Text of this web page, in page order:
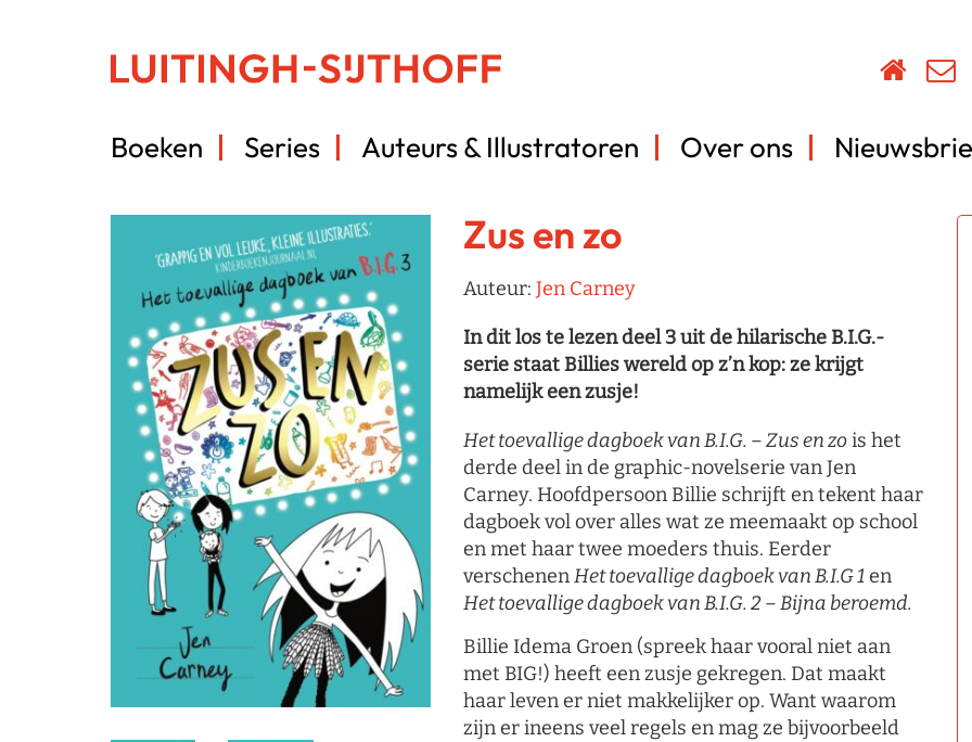
Boeken Series Auteurs & Illustratoren Over ons
Zus en zo
Auteur: Jen Carney
In dit los te lezen deel 3 uit de hilarische B.I.G.-
serie staat Billies wereld op z’n kop: ze krijgt
namelijk een zusje!
Het toevallige dagboek van B.I.G. – Zus en zois het
derde deel in de graphic-novelserie van Jen
Carney. Hoofdpersoon Billie schrijft en tekent haar
dagboek vol over alles wat ze meemaakt op school
en met haar twee moeders thuis. Eerder
verschenenHet toevallige dagboek van B.I.G 1en
Het toevallige dagboek van B.I.G. 2 – Bijna beroemd.
Billie Idema Groen (spreek haar vooral niet aan
met BIG!) heeft een zusje gekregen. Dat maakt
haar leven er niet makkelijker op. Want waarom
zijn er ineens veel regels en mag ze bijvoorbeeld